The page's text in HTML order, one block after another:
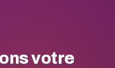
votre